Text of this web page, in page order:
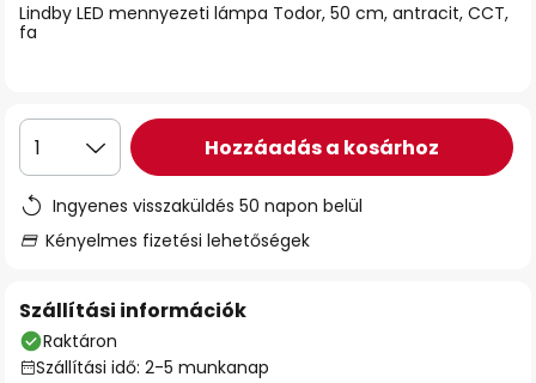
Lindby LED mennyezeti lámpa Todor, 50 cm, antracit, CCT,
fa
1 Hozzáadás a kosárhoz
Ingyenes visszaküldés 50 napon belül
Kényelmes fizetési lehetőségek
Szállítási információk
Raktáron
Szállítási idő: 2-5 munkanap